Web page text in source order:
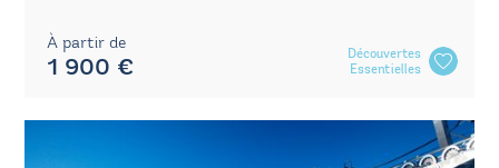
À partir de
1 900 €
Découvertes
Essentielles